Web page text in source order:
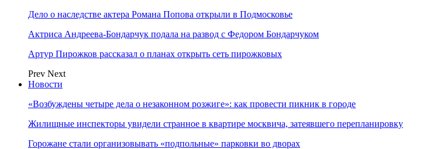
Дело о наследстве актера Романа Попова открыли в Подмосковье
Актриса Андреева-Бондарчук подала на развод с Федором Бондарчуком
Артур Пирожков рассказал о планах открыть сеть пирожковых
Prev Next
Новости
«Возбуждены четыре дела о незаконном розжиге»: как провести пикник в городе
Жилищные инспекторы увидели странное в квартире москвича, затеявшего перепланировку
Горожане стали организовывать «подпольные» парковки во дворах